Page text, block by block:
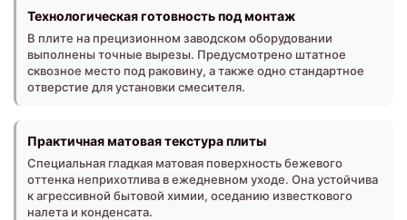
Технологическая готовность под монтаж
В плите на прецизионном заводском оборудовании
выполнены точные вырезы. Предусмотрено штатное
сквозное место под раковину, а также одно стандартное
отверстие для установки смесителя.
Практичная матовая текстура плиты
Специальная гладкая матовая поверхность бежевого
оттенка неприхотлива в ежедневном уходе. Она устойчива
к агрессивной бытовой химии, оседанию известкового
налета и конденсата.